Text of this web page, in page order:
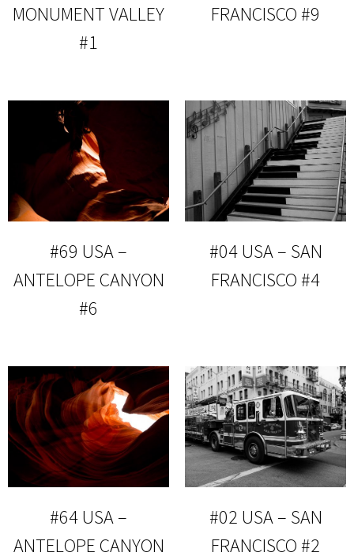
MONUMENT VALLEY
#1
FRANCISCO #9
#69 USA –
ANTELOPE CANYON
#6
#04 USA – SAN
FRANCISCO #4
#64 USA –
ANTELOPE CANYON
#02 USA – SAN
FRANCISCO #2